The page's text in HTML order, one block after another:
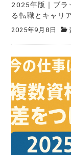
2025年版｜ブラ
る転職とキャリ
2025年9月8日